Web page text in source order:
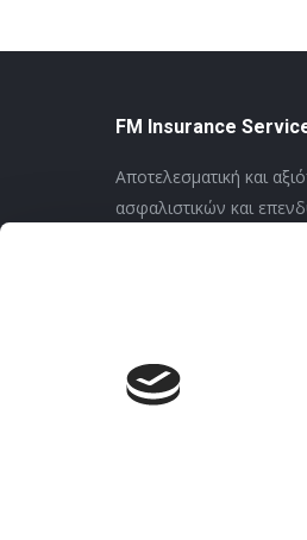
FM Insurance
Αποτελεσματική και
ασφαλιστικών και
& συνεργάτες με
ταχύτητα στην
την απονομή σωστών
αποζημιώσεων.